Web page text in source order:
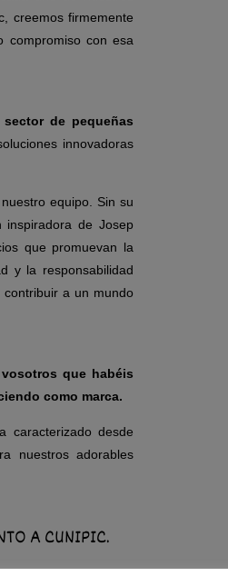
creemos firmemente
compromiso con esa
de pequeñas
innovadoras
equipo. Sin su
inspiradora de Josep
que promuevan la
y la responsabilidad
a un mundo
que habéis
como marca.
caracterizado desde
nuestros adorables
A CUNIPIC.